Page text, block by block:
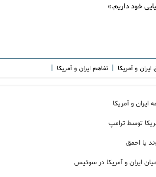
خود داریم.»
ایران و آمریکا | تفاهم ایران و آمریکا |
و آمریکا
توسط ترامپ
یا احمق
ایران و آمریکا در سوئیس